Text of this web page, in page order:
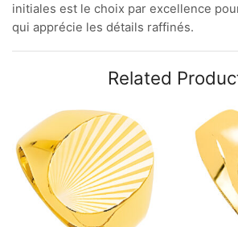
initiales est le choix par excellence
qui apprécie les détails raffinés.
Related